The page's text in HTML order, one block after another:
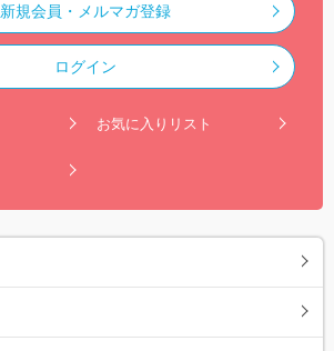
新規会員・メルマガ登録
ログイン
お気に入りリスト